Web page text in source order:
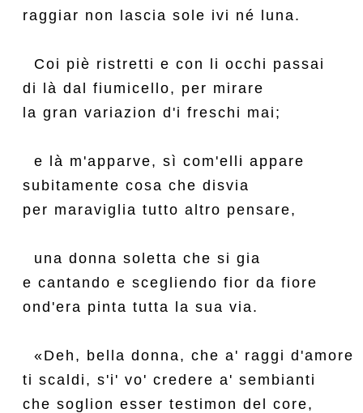
raggiar non lascia sole ivi né luna.
  Coi piè ristretti e con li occhi passai
di là dal fiumicello, per mirare
la gran variazion d'i freschi mai;
  e là m'apparve, sì com'elli appare
subitamente cosa che disvia
per maraviglia tutto altro pensare,
  una donna soletta che si gia
e cantando e scegliendo fior da fiore
ond'era pinta tutta la sua via.
  «Deh, bella donna, che a' raggi d'amore
ti scaldi, s'i' vo' credere a' sembianti
che soglion esser testimon del core,